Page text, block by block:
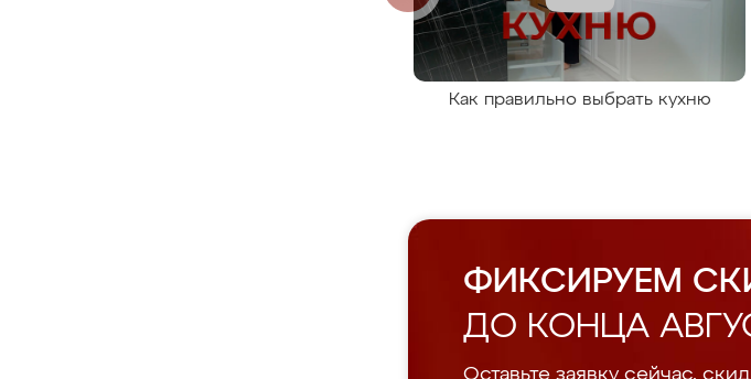
Как правильно выбрать кухню
ФИКСИРУЕМ
ДО КОНЦА
Оставьте заявку сейчас,